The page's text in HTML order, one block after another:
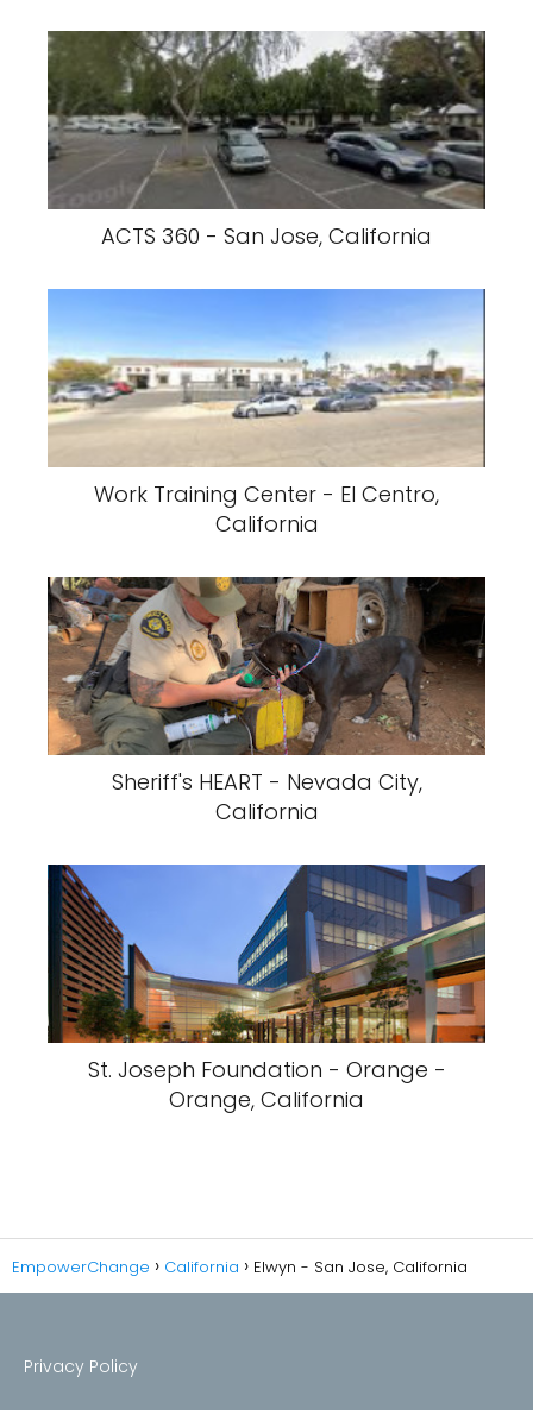
ACTS 360 - San Jose, California
Work Training Center - El Centro,
California
Sheriff's HEART - Nevada City,
California
St. Joseph Foundation - Orange -
Orange, California
EmpowerChange California Elwyn - San Jose, California
Privacy Policy